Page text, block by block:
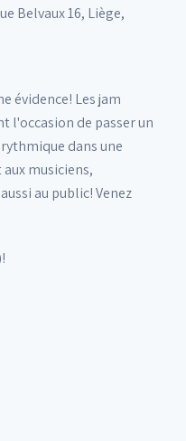
Belvaux 16, Liège,
évidence! Les jam
l'occasion de passer un
dans une
musiciens,
au public! Venez